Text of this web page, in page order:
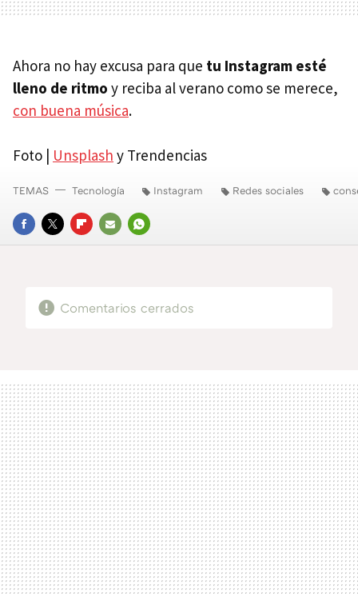
Ahora no hay excusa para que tu Instagram esté
lleno de ritmo y reciba al verano como se merece,
con buena música.
Foto | Unsplash y Trendencias
FACEBOOK
TWITTERFLIPBOARD
E-
WHATSAPP
TEMAS Tecnología Instagram Redes sociales
Comentarios cerrados